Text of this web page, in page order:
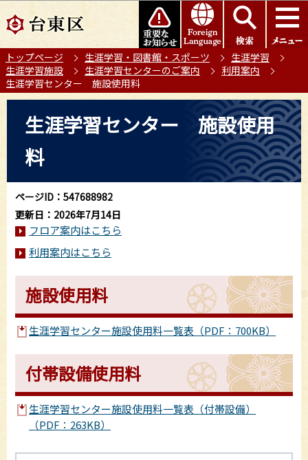
の
ー
ジ
の
このページの本文へ移動
トップページ 生涯学習・図書館・スポーツ
生涯学習
生涯学習施設
生涯学習センターのご案内
利用案内
生涯学習センター 施設使用料
ら
生涯学習センター 施設使用
料
ページID：547688982
更新日：2026年7月14日
フロア案内はこちら
利用案内はこちら
施設使用料
生涯学習センター施設使用料一覧表（PDF：700KB）
付帯設備使用料
生涯学習センター施設使用料一覧表（付帯設備）
（PDF：263KB）